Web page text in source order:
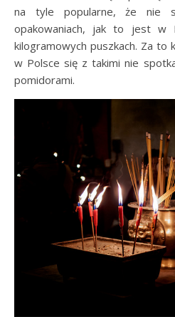
na tyle popularne, że nie
opakowaniach, jak to jest
kilogramowych puszkach. Za to
w Polsce się z takimi nie
pomidorami.